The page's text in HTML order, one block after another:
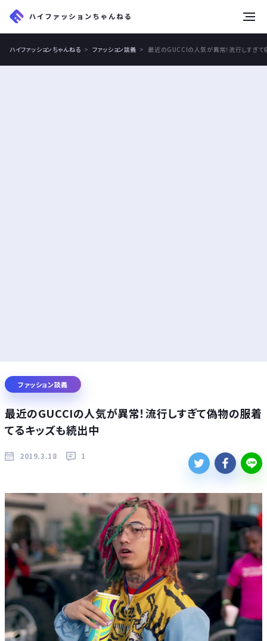
ハイファッションちゃんねる ファッション談義 最近のGUCCIの人気が異常！流行しすぎ
ファッション談義
最近のGUCCIの人気が異常！流行しすぎて偽物の服着
てるキッズも続出中
2019.3.18 1